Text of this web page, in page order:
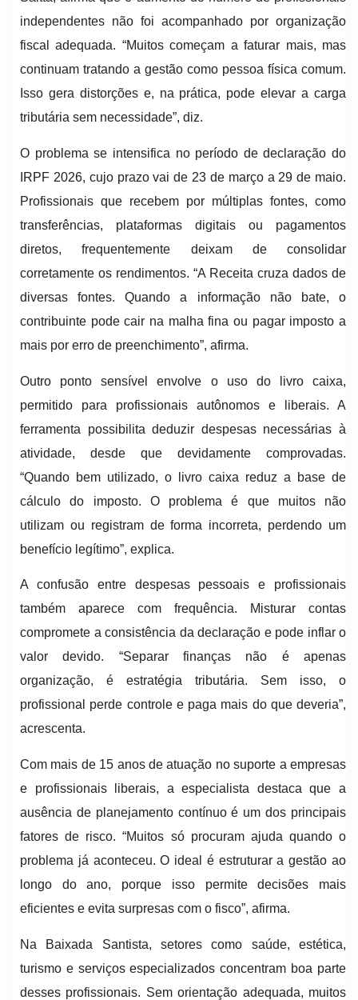
independentes não foi acompanhado por organização
fiscal adequada. “Muitos começam a faturar mais, mas
continuam tratando a gestão como pessoa física comum.
Isso gera distorções e, na prática, pode elevar a carga
tributária sem necessidade”, diz.
O problema se intensifica no período de declaração do
IRPF 2026, cujo prazo vai de 23 de março a 29 de maio.
Profissionais que recebem por múltiplas fontes, como
transferências, plataformas digitais ou pagamentos
diretos, frequentemente deixam de consolidar
corretamente os rendimentos. “A Receita cruza dados de
diversas fontes. Quando a informação não bate, o
contribuinte pode cair na malha fina ou pagar imposto a
mais por erro de preenchimento”, afirma.
Outro ponto sensível envolve o uso do livro caixa,
permitido para profissionais autônomos e liberais. A
ferramenta possibilita deduzir despesas necessárias à
atividade, desde que devidamente comprovadas.
“Quando bem utilizado, o livro caixa reduz a base de
cálculo do imposto. O problema é que muitos não
utilizam ou registram de forma incorreta, perdendo um
benefício legítimo”, explica.
A confusão entre despesas pessoais e profissionais
também aparece com frequência. Misturar contas
compromete a consistência da declaração e pode inflar o
valor devido. “Separar finanças não é apenas
organização, é estratégia tributária. Sem isso, o
profissional perde controle e paga mais do que deveria”,
acrescenta.
Com mais de 15 anos de atuação no suporte a empresas
e profissionais liberais, a especialista destaca que a
ausência de planejamento contínuo é um dos principais
fatores de risco. “Muitos só procuram ajuda quando o
problema já aconteceu. O ideal é estruturar a gestão ao
longo do ano, porque isso permite decisões mais
eficientes e evita surpresas com o fisco”, afirma.
Na Baixada Santista, setores como saúde, estética,
turismo e serviços especializados concentram boa parte
desses profissionais. Sem orientação adequada, muitos